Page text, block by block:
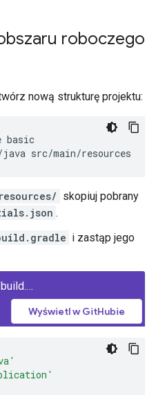
roboczego
nową strukturę projektu:
basic
skopiuj pobrany
.
i zastąp jego
classroom/quickstart/build.gradle
Wyświetl w GitHubie